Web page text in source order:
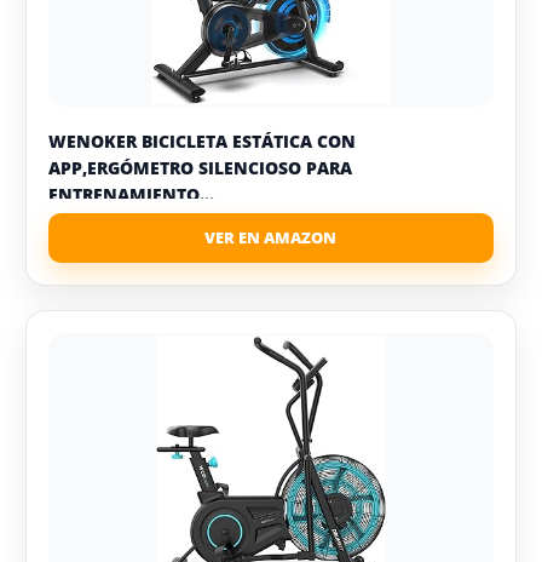
WENOKER BICICLETA ESTÁTICA CON
APP,ERGÓMETRO SILENCIOSO PARA
ENTRENAMIENTO...